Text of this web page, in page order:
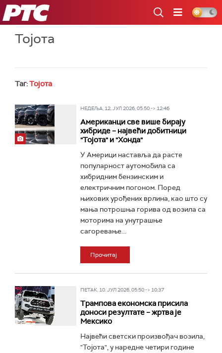
РТС
Тојота
Таг:Тојота
НЕДЕЉА, 12. ЈУЛ 2026, 05:50 -> 12:46
Американци све више бирају
хибриде – највећи добитници
"Тојота" и "Хонда"
У Америци наставља да расте
популарност аутомобила са
хибридним бензинским и
електричним погоном. Поред
њихових урођених врлина, као што су
мања потрошња горива од возила са
моторима на унутрашње
сагоревање...
Прочитај
ПЕТАК, 10. ЈУЛ 2026, 05:50 -> 10:37
Трампова економска присила
доноси резултате – жртва је
Мексико
Највећи светски произвођач возила,
"Тојота", у наредне четири године